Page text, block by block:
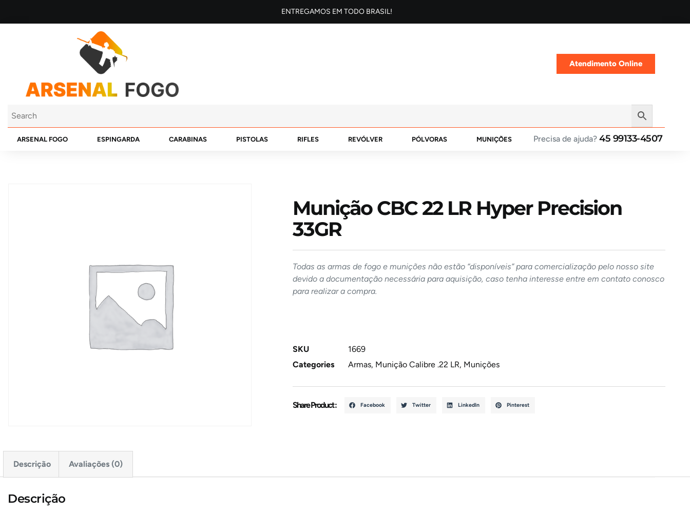
ENTREGAMOS EM TODO BRASIL!
Atendimento Online
ARSENAL FOGO ESPINGARDA CARABINAS PISTOLAS RIFLES REVÓLVER PÓLVORAS MUNIÇÕES Precisa de ajuda? 45 99133-4507
Munição CBC 22 LR Hyper Precision
33GR
Todas as armas de fogo e munições não estão “disponíveis” para comercialização pelo nosso site
devido a documentação necessária para aquisição, caso tenha interesse entre em contato conosco
para realizar a compra.
SKU
1669
Categories
Armas, Munição Calibre .22 LR, Munições
Share Product : Facebook Twitter LinkedIn Pinterest
Descrição Avaliações (0)
Descrição